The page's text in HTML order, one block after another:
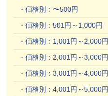
価格別：〜500円
価格別：501円～1,000円
価格別：1,001円～2,000円
価格別：2,001円～3,000円
価格別：3,001円～4,000円
価格別：4,001円～5,000円